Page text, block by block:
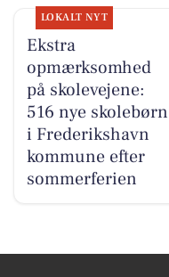
LOKALT NYT
Ekstra
opmærksomhed
på skolevejene:
516 nye skolebørn
i Frederikshavn
kommune efter
sommerferien